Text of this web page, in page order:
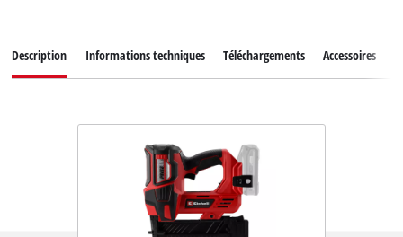
Description Informations techniques Téléchargements Accessoires